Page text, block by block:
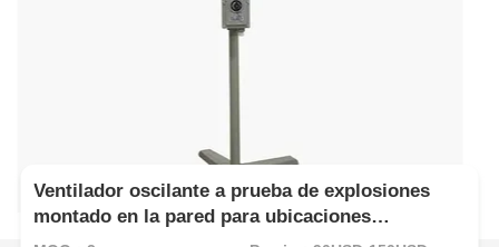
Ventilador oscilante a prueba de explosiones
montado en la pared para ubicaciones
peligrosas